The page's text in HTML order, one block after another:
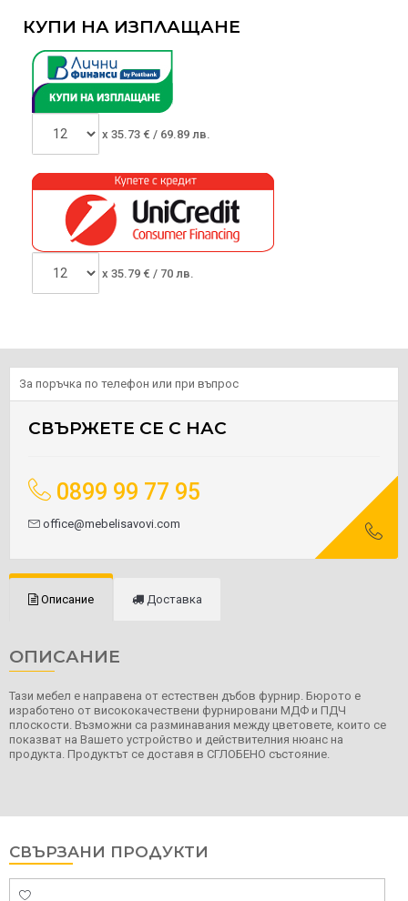
КУПИ НА ИЗПЛАЩАНЕ
x 35.73 € / 69.89 лв.
x 35.79 € / 70 лв.
За поръчка по телефон или при въпрос
СВЪРЖЕТЕ СЕ С НАС
0899 99 77 95
office@mebelisavovi.com
Описание Доставка
ОПИСАНИЕ
Тази мебел е направена от естествен дъбов фурнир. Бюрото е
изработено от висококачествени фурнировани МДФ и ПДЧ
плоскости. Възможни са разминавания между цветовете, които се
показват на Вашето устройство и действителния нюанс на
продукта. Продуктът се доставя в СГЛОБЕНО състояние.
СВЪРЗАНИ ПРОДУКТИ